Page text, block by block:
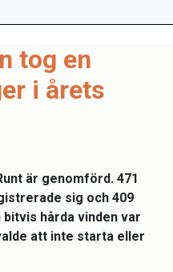
tog en
i årets
är genomförd. 471
sig och 409
hårda vinden var
att inte starta eller